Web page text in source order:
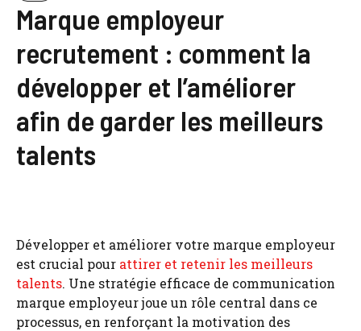
Marque employeur
recrutement : comment la
développer et l’améliorer
afin de garder les meilleurs
talents
Développer et améliorer votre marque employeur
est crucial pour attirer et retenir les meilleurs
talents. Une stratégie efficace de communication
marque employeur joue un rôle central dans ce
processus, en renforçant la motivation des